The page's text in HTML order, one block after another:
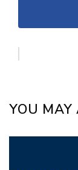
YOU MAY